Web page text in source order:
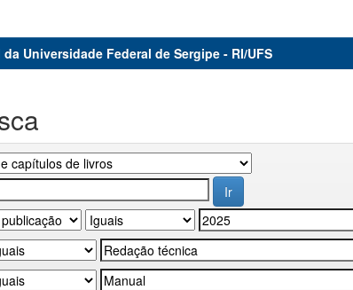
Universidade Federal de Sergipe - RI/UFS